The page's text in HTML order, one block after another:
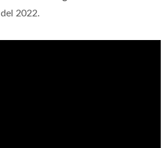
2022.